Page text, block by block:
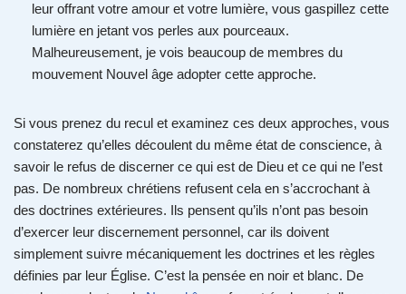
leur offrant votre amour et votre lumière, vous gaspillez cette
lumière en jetant vos perles aux pourceaux.
Malheureusement, je vois beaucoup de membres du
mouvement Nouvel âge adopter cette approche.
Si vous prenez du recul et examinez ces deux approches, vous
constaterez qu’elles découlent du même état de conscience, à
savoir le refus de discerner ce qui est de Dieu et ce qui ne l’est
pas. De nombreux chrétiens refusent cela en s’accrochant à
des doctrines extérieures. Ils pensent qu’ils n’ont pas besoin
d’exercer leur discernement personnel, car ils doivent
simplement suivre mécaniquement les doctrines et les règles
définies par leur Église. C’est la pensée en noir et blanc. De